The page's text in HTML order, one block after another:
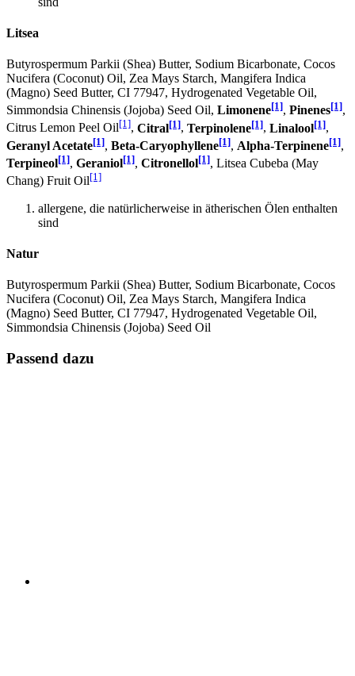
Litsea
Butyrospermum Parkii (Shea) Butter, Sodium Bicarbonate, Cocos
Nucifera (Coconut) Oil, Zea Mays Starch, Mangifera Indica
(Magno) Seed Butter, CI 77947, Hydrogenated Vegetable Oil,
Simmondsia Chinensis (Jojoba) Seed Oil, Limonene[1], Pinenes[1],
Citrus Lemon Peel Oil[1], Citral[1], Terpinolene[1], Linalool[1],
Geranyl Acetate[1], Beta-Caryophyllene[1], Alpha-Terpinene[1],
Terpineol[1], Geraniol[1], Citronellol[1], Litsea Cubeba (May
Chang) Fruit Oil[1]
allergene, die natürlicherweise in ätherischen Ölen enthalten
sind
Natur
Butyrospermum Parkii (Shea) Butter, Sodium Bicarbonate, Cocos
Nucifera (Coconut) Oil, Zea Mays Starch, Mangifera Indica
(Magno) Seed Butter, CI 77947, Hydrogenated Vegetable Oil,
Simmondsia Chinensis (Jojoba) Seed Oil
Passend dazu